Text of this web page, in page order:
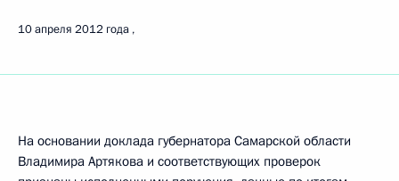
10 апреля 2012 года
На основании доклада губернатора Самарской области
Владимира Артякова и соответствующих проверок